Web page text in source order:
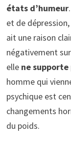
états d’humeur
et de
ait une raison
négativement
elle ne supporte
homme qui
psychique est
changements
du poids.